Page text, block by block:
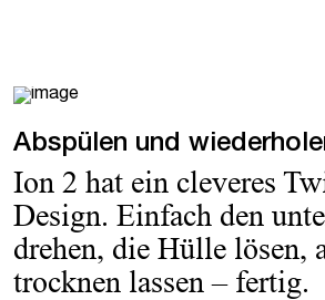
Abspülen und
Ion 2 hat ein cleveres
Design. Einfach den
drehen, die Hülle lösen,
trocknen lassen – fertig.